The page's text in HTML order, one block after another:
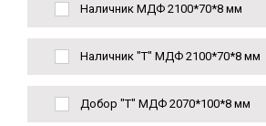
Наличник МДФ 2100*70*8 мм
Наличник "Т" МДФ 2100*70*8 мм
Добор "Т" МДФ 2070*100*8 мм